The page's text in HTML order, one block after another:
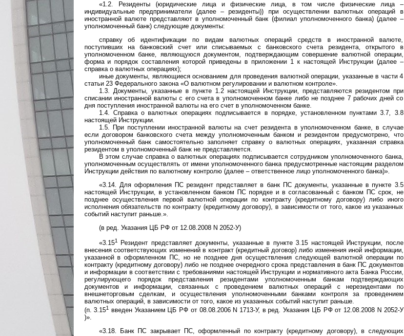
«1.2. Резиденты (юридические лица и физические лица, в том числе физические лица –
индивидуальные предприниматели (далее – резиденты)) при осуществлении валютных операций в
иностранной валюте представляют в уполномоченный банк (филиал уполномоченного банка) (далее –
уполномоченный банк) следующие документы:
справку об идентификации по видам валютных операций средств в иностранной валюте,
поступивших на банковский счет или списываемых с банковского счета резидента, открытого в
уполномоченном банке, являющуюся документом, подтверждающим совершение валютной операции,
форма и порядок составления которой приведены в приложении 1 к настоящей Инструкции (далее –
справка о валютных операциях);
иные документы, являющиеся основанием для проведения валютной операции, указанные в части 4
статьи 23 Федерального закона «О валютном регулировании и валютном контроле».
1.3. Документы, указанные в пункте 1.2 настоящей Инструкции, представляются резидентом при
списании иностранной валюты с его счета в уполномоченном банке либо не позднее 7 рабочих дней со
дня поступления иностранной валюты на его счет в уполномоченном банке.
1.4. Справка о валютных операциях подписывается в порядке, установленном пунктами 3.7, 3.8
настоящей Инструкции.
1.5. При поступлении иностранной валюты на счет резидента в уполномоченном банке, в случае
если договором банковского счета между уполномоченным банком и резидентом предусмотрено, что
уполномоченный банк самостоятельно заполняет справку о валютных операциях, указанная справка
резидентом в уполномоченный банк не представляется.
В этом случае справка о валютных операциях подписывается сотрудником уполномоченного банка,
уполномоченным осуществлять от имени уполномоченного банка предусмотренные настоящим разделом
Инструкции действия по валютному контролю (далее – ответственное лицо уполномоченного банка)».
«3.14. Для оформления ПС резидент представляет в банк ПС документы, указанные в пункте 3.5
настоящей Инструкции, в установленном банком ПС порядке и в согласованный с банком ПС срок, не
позднее осуществления первой валютной операции по контракту (кредитному договору) либо иного
исполнения обязательств по контракту (кредитному договору), в зависимости от того, какое из указанных
событий наступит раньше.».
(в ред. Указания ЦБ РФ от 12.08.2008 N 2052-У)
«3.151Резидент представляет документы, указанные в пункте 3.15 настоящей Инструкции, после
внесения соответствующих изменений в контракт (кредитный договор) либо изменения иной информации,
указанной в оформленном ПС, но не позднее дня осуществления следующей валютной операции по
контракту (кредитному договору) либо не позднее очередного срока представления в банк ПС документов
и информации в соответствии с требованиями настоящей Инструкции и нормативного акта Банка России,
регулирующего порядок представления резидентами уполномоченным банкам подтверждающих
документов и информации, связанных с проведением валютных операций с нерезидентами по
внешнеторговым сделкам, и осуществления уполномоченными банками контроля за проведением
валютных операций, в зависимости от того, какое из указанных событий наступит раньше.
(п. 3.151 введен Указанием ЦБ РФ от 08.08.2006 N 1713-У, в ред. Указания ЦБ РФ от 12.08.2008 N 2052-У
)».
«3.18. Банк ПС закрывает ПС, оформленный по контракту (кредитному договору), в следующих